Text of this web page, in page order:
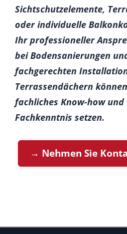
Sichtschutzelemente,
oder individuelle
Ihr professioneller
bei Bodensanierungen
fachgerechten
Terrassendächern
fachliches Know-how
Fachkenntnis setzen.
→ Nehmen Sie